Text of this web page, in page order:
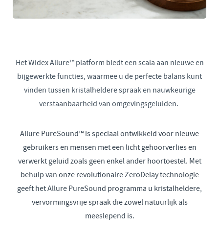
Het Widex Allure™ platform biedt een scala aan nieuwe en
bijgewerkte functies, waarmee u de perfecte balans kunt
vinden tussen kristalheldere spraak en nauwkeurige
verstaanbaarheid van omgevingsgeluiden.
Allure PureSound™ is speciaal ontwikkeld voor nieuwe
gebruikers en mensen met een licht gehoorverlies en
verwerkt geluid zoals geen enkel ander hoortoestel. Met
behulp van onze revolutionaire ZeroDelay technologie
geeft het Allure PureSound programma u kristalheldere,
vervormingsvrije spraak die zowel natuurlijk als
meeslepend is.